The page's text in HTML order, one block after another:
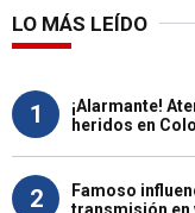
LO MÁS LEÍDO
1
¡Alarmante!
heridos en
2
Famoso
transmisión en